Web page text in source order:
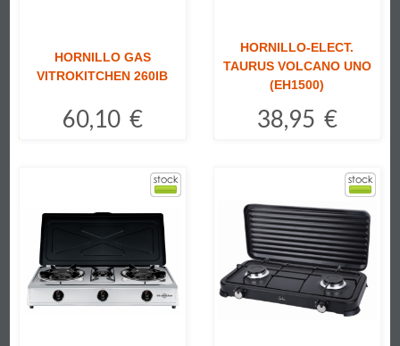
HORNILLO GAS
VITROKITCHEN 260IB
60,10 €
HORNILLO-ELECT.
TAURUS VOLCANO UNO
(EH1500)
38,95 €